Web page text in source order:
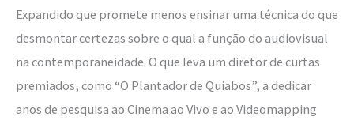
Expandido que promete menos ensinar uma técnica do que
desmontar certezas sobre o qual a função do audiovisual
na contemporaneidade. O que leva um diretor de curtas
premiados, como “O Plantador de Quiabos”, a dedicar
anos de pesquisa ao Cinema ao Vivo e ao Videomapping